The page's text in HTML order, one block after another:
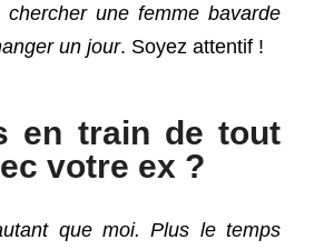
chercher une femme bavarde
un jour. Soyez attentif !
en train de tout
votre ex ?
que moi. Plus le temps